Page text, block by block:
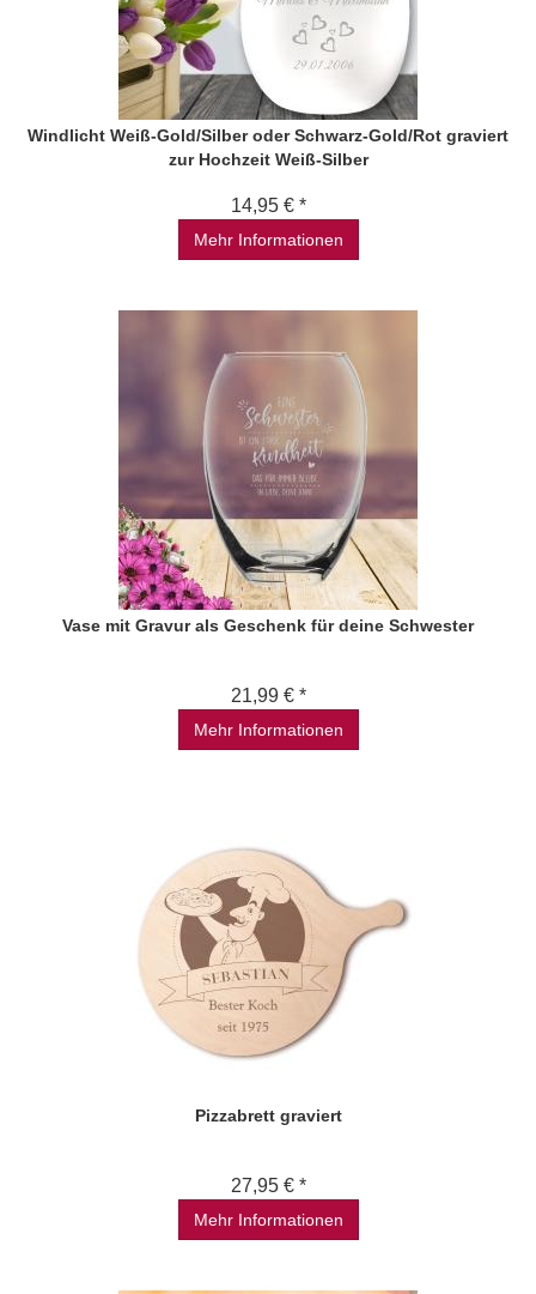
Windlicht Weiß-Gold/Silber oder Schwarz-Gold/Rot graviert
zur Hochzeit Weiß-Silber
14,95 € *
Mehr Informationen
Vase mit Gravur als Geschenk für deine Schwester
21,99 € *
Mehr Informationen
Pizzabrett graviert
27,95 € *
Mehr Informationen